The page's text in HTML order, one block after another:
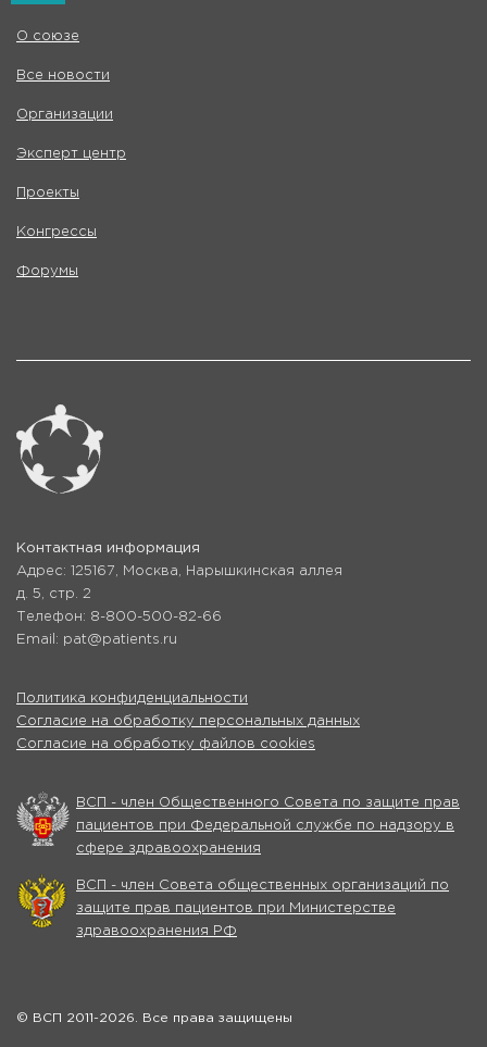
О союзе
Все новости
Организации
Эксперт центр
Проекты
Конгрессы
Форумы
Контактная информация
Адрес: 125167, Москва, Нарышкинская аллея
д. 5, стр. 2
Телефон: 8-800-500-82-66
Email: pat@patients.ru
Политика конфиденциальности
Согласие на обработку персональных данных
Согласие на обработку файлов cookies
ВСП - член Общественного Совета по защите прав
пациентов при Федеральной службе по надзору в
сфере здравоохранения
ВСП - член Совета общественных организаций по
защите прав пациентов при Министерстве
здравоохранения РФ
© ВСП 2011-2026. Все права защищены